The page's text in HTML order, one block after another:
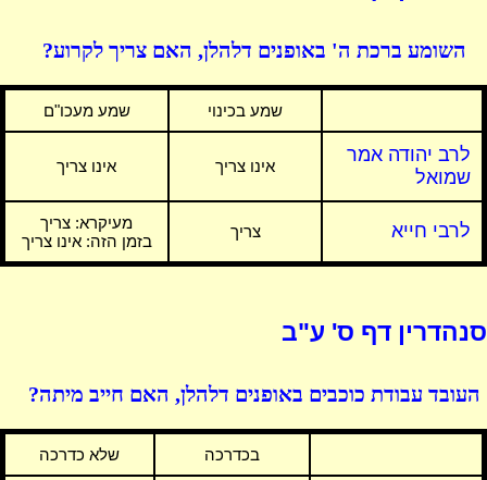
השומע ברכת ה' באופנים דלהלן, האם צריך לקרוע?
שמע בכינוי שמע מעכו"ם
לרב יהודה אמר
שמואל
אינו צריך אינו צריך
לרבי חייא צריך מעיקרא: צריך
בזמן הזה: אינו צריך
סנהדרין דף ס' ע"ב
העובד עבודת כוכבים באופנים דלהלן, האם חייב מיתה?
בכדרכה שלא כדרכה